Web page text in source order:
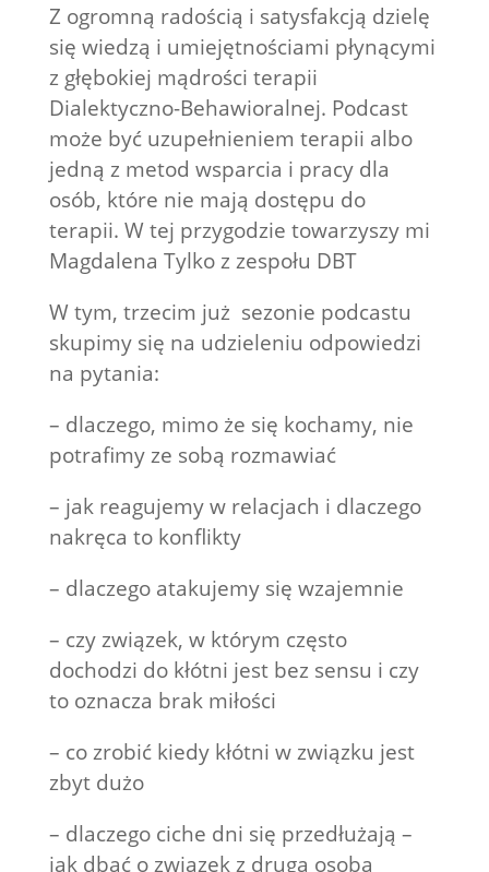
Z ogromną radością i satysfakcją dzielę
się wiedzą i umiejętnościami płynącymi
z głębokiej mądrości terapii
Dialektyczno-Behawioralnej. Podcast
może być uzupełnieniem terapii albo
jedną z metod wsparcia i pracy dla
osób, które nie mają dostępu do
terapii. W tej przygodzie towarzyszy mi
Magdalena Tylko z zespołu DBT
W tym, trzecim już sezonie podcastu
skupimy się na udzieleniu odpowiedzi
na pytania:
– dlaczego, mimo że się kochamy, nie
potrafimy ze sobą rozmawiać
– jak reagujemy w relacjach i dlaczego
nakręca to konflikty
– dlaczego atakujemy się wzajemnie
– czy związek, w którym często
dochodzi do kłótni jest bez sensu i czy
to oznacza brak miłości
– co zrobić kiedy kłótni w związku jest
zbyt dużo
– dlaczego ciche dni się przedłużają –
jak dbać o związek z drugą osobą